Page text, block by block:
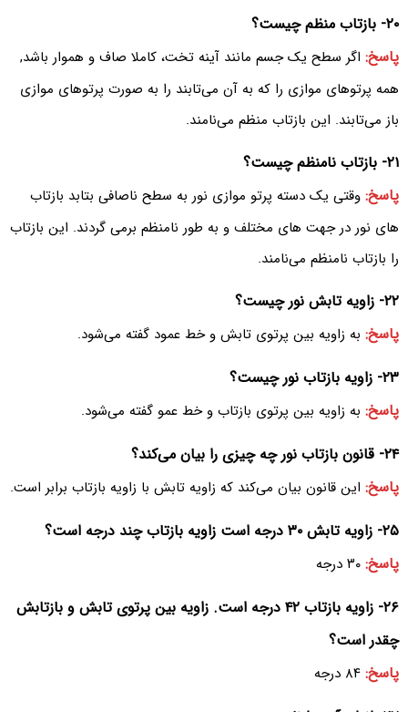
۲۰- بازتاب منظم چیست؟
پاسخ: اگر سطح یک جسم مانند آینه تخت، کاملا صاف و هموار باشد,
همه پرتوهای موازی را که به آن می‌تابند را به صورت پرتوهای موازی
باز می‌تابند. این بازتاب منظم می‌نامند.
۲۱- بازتاب نامنظم چیست؟
پاسخ: وقتی یک دسته پرتو موازی نور به سطح ناصافی بتابد بازتاب
های نور در جهت های مختلف و به طور نامنظم برمی گردند. این بازتاب
را بازتاب نامنظم می‌نامند.
۲۲- زاویه تابش نور چیست؟
پاسخ: به زاویه بین پرتوی تابش و خط عمود گفته می‌شود.
۲۳- زاویه بازتاب نور چیست؟
پاسخ: به زاویه بین پرتوی بازتاب و خط عمو گفته می‌شود.
۲۴- قانون بازتاب نور چه چیزی را بیان می‌کند؟
پاسخ: این قانون بیان می‌کند که زاویه تابش با زاویه بازتاب برابر است.
۲۵- زاویه تابش ۳۰ درجه است زاویه بازتاب چند درجه است؟
پاسخ: ۳۰ درجه
۲۶- زاویه بازتاب ۴۲ درجه است. زاویه بین پرتوی تابش و بازتابش
چقدر است؟‌
پاسخ: ۸۴ درجه